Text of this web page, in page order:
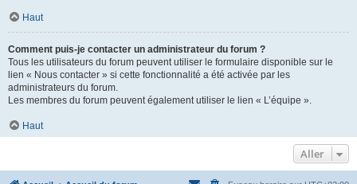
Haut
Comment puis-je contacter un administrateur du forum ?
Tous les utilisateurs du forum peuvent utiliser le formulaire disponible sur le
lien « Nous contacter » si cette fonctionnalité a été activée par les
administrateurs du forum.
Les membres du forum peuvent également utiliser le lien « L’équipe ».
Haut
Aller